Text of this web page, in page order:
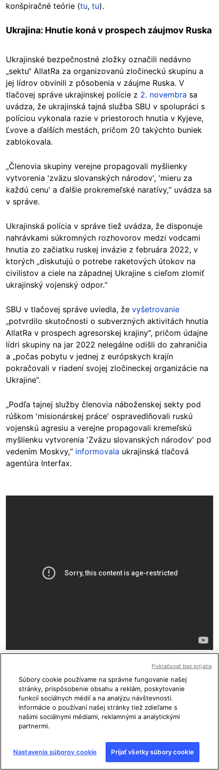
konšpiračné teórie (tu, tu).
Ukrajina: Hnutie koná v prospech záujmov Ruska
Ukrajinské bezpečnostné zložky označili nedávno
„sektu“ AllatRa za organizovanú zločineckú skupinu a
jej lídrov obvinili z pôsobenia v záujme Ruska. V
tlačovej správe ukrajinskej polície z 2. novembra sa
uvádza, že ukrajinská tajná služba SBU v spolupráci s
políciou vykonala razie v priestoroch hnutia v Kyjeve,
Ľvove a ďalších mestách, pričom 20 takýchto buniek
zablokovala.
„Členovia skupiny verejne propagovali myšlienky
vytvorenia 'zväzu slovanských národov', 'mieru za
každú cenu' a ďalšie prokremeľské naratívy,“ uvádza sa
v správe.
Ukrajinská polícia v správe tiež uvádza, že disponuje
nahrávkami súkromných rozhovorov medzi vodcami
hnutia zo začiatku ruskej invázie z februára 2022, v
ktorých „diskutujú o potrebe raketových útokov na
civilistov a ciele na západnej Ukrajine s cieľom zlomiť
ukrajinský vojenský odpor.“
SBU v tlačovej správe uviedla, že vyšetrovanie
„potvrdilo skutočnosti o subverzných aktivitách hnutia
AllatRa v prospech agresorskej krajiny“, pričom údajne
lídri skupiny na jar 2022 nelegálne odišli do zahraničia
a „počas pobytu v jednej z európskych krajín
pokračovali v riadení svojej zločineckej organizácie na
Ukrajine“.
„Podľa tajnej služby členovia náboženskej sekty pod
rúškom 'misionárskej práce' ospravedlňovali ruskú
vojenskú agresiu a verejne propagovali kremeľskú
myšlienku vytvorenia 'Zväzu slovanských národov' pod
vedením Moskvy,“ informovala ukrajinská tlačová
agentúra Interfax.
) čelia vodcovia
hnutia obvineniam z vlastizrady, vytvorenia
organizovanej zločineckej skupiny, propagandy
komunistického totalitného režimu a ospravedlňovania
či popierania ozbrojenej agresie Ruskej federácie voči
Ukrajine.
Bývalá členka českej bunky Eva Hronová, ktorá bola v
hierarchii hnutia vysoko, no začiatkom tohto roka z
Súbory cookie používame na správne fungovanie našej
stránky, prispôsobenie obsahu a reklám, poskytovanie
funkcií sociálnych médií a na analýzu návštevnosti.
Informácie o používaní našej stránky tiež zdieľame s
našimi sociálnymi médiami, reklamnými a analytickými
partnermi.
Nastavenia súborov cookie Prijať všetky súbory cookie
Pokračovať bez prijatia